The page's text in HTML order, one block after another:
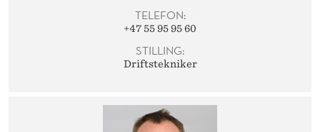
TELEFON:
+47 55 95 95 60
STILLING:
Driftstekniker